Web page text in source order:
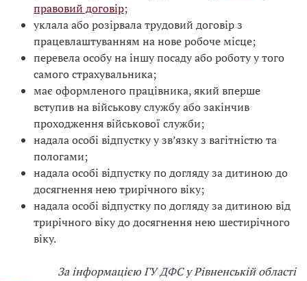
правовий договір;
уклала або розірвала трудовий договір з
працевлаштуванням на нове робоче місце;
перевела особу на іншу посаду або роботу у того
самого страхувальника;
має оформленого працівника, який вперше
вступив на військову службу або закінчив
проходження військової служби;
надала особі відпустку у зв’язку з вагітністю та
пологами;
надала особі відпустку по догляду за дитиною до
досягнення нею трирічного віку;
надала особі відпустку по догляду за дитиною від
трирічного віку до досягнення нею шестирічного
віку.
За інформацією ГУ ДФС у Рівненській області